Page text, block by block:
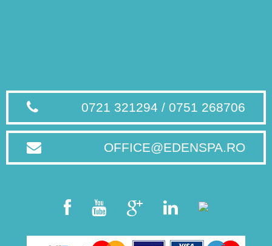
0721 321294 / 0751 268706
OFFICE@EDENSPA.RO